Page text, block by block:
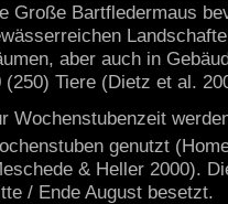
Große Bartfledermaus
aber auch in
(250) Tiere (Dietz et al.
Wochenstubenzeit
genutzt
& Heller 2000).
/ Ende August besetzt.